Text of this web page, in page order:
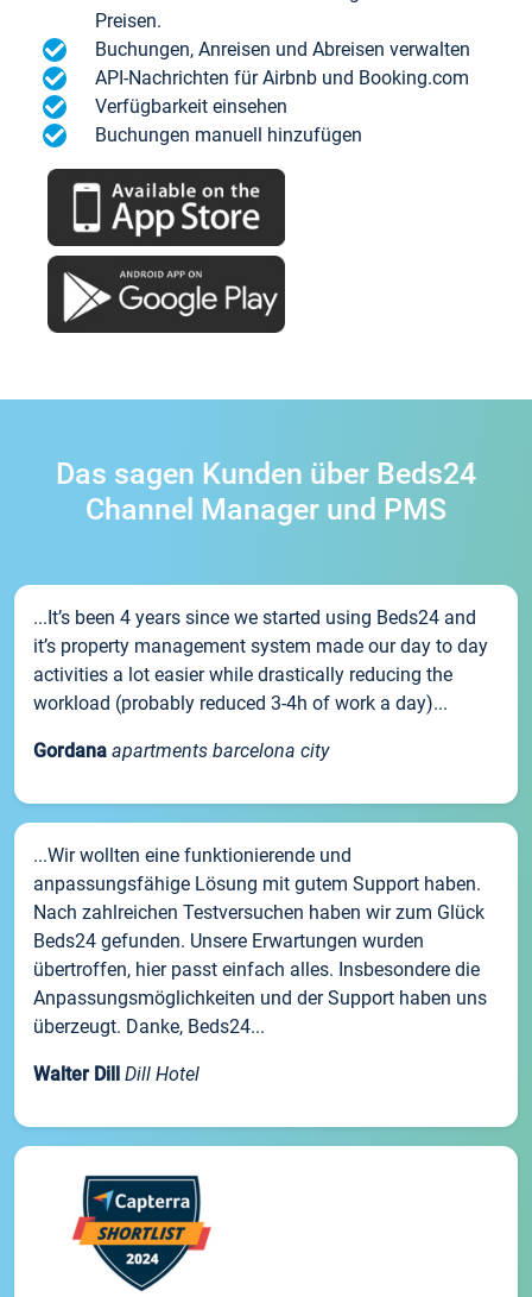
Preisen.
Buchungen, Anreisen und Abreisen verwalten
API-Nachrichten für Airbnb und Booking.com
Verfügbarkeit einsehen
Buchungen manuell hinzufügen
Das sagen Kunden über Beds24
Channel Manager und PMS
...It’s been 4 years since we started using Beds24 and
it’s property management system made our day to day
activities a lot easier while drastically reducing the
workload (probably reduced 3-4h of work a day)...
Gordana apartments barcelona city
...Wir wollten eine funktionierende und
anpassungsfähige Lösung mit gutem Support haben.
Nach zahlreichen Testversuchen haben wir zum Glück
Beds24 gefunden. Unsere Erwartungen wurden
übertroffen, hier passt einfach alles. Insbesondere die
Anpassungsmöglichkeiten und der Support haben uns
überzeugt. Danke, Beds24...
Walter Dill Dill Hotel